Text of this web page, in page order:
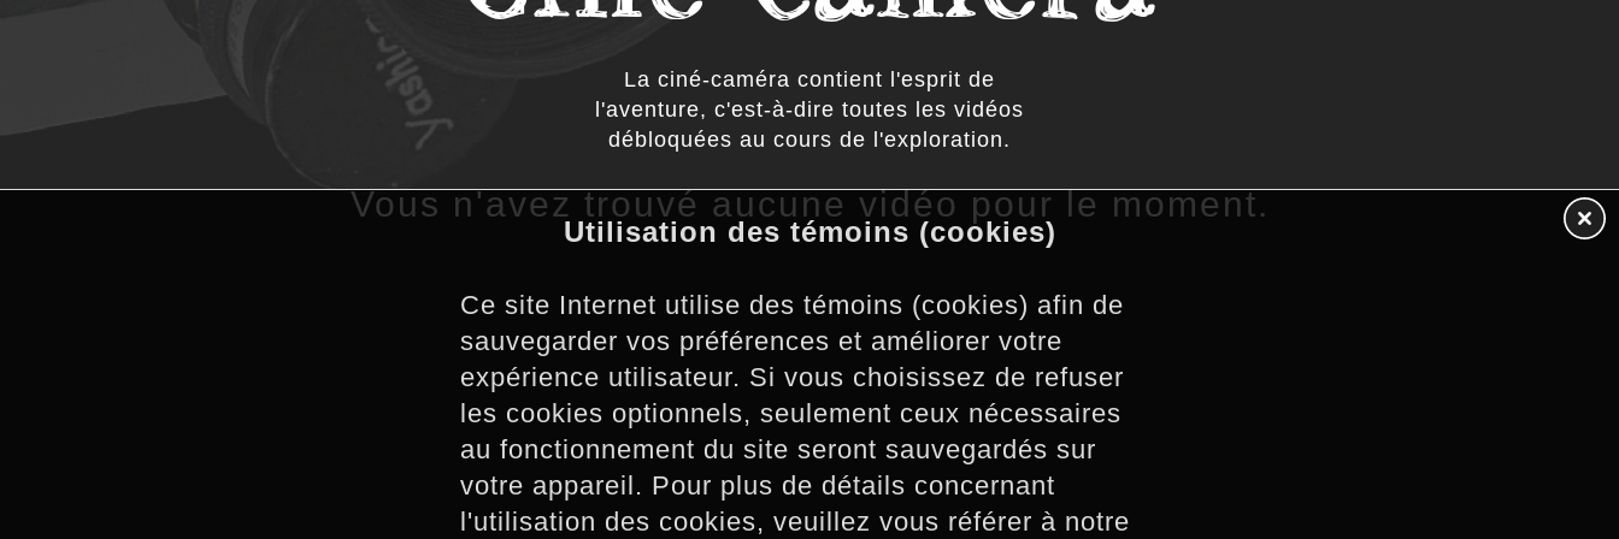
Utilisation des témoins (cookies)
Ce site Internet utilise des témoins (cookies) afin de
sauvegarder vos préférences et améliorer votre
expérience utilisateur. Si vous choisissez de refuser
les cookies optionnels, seulement ceux nécessaires
au fonctionnement du site seront sauvegardés sur
votre appareil. Pour plus de détails concernant
l'utilisation des cookies, veuillez vous référer à notre
La ciné-caméra contient l'esprit de
l'aventure, c'est-à-dire toutes les vidéos
débloquées au cours de l'exploration.
Vous n'avez trouvé aucune vidéo pour le moment.